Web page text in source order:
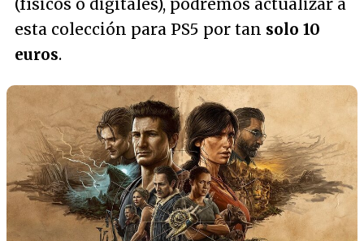
(físicos o digitales), podremos actualizar a
esta colección para PS5 por tan solo 10
euros.